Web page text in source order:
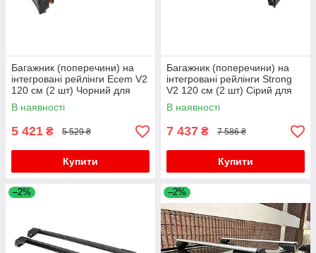
Багажник (поперечини) на
інтегровані рейлінги Ecem V2
120 см (2 шт) Чорний для
бмв X3 F-25 2011-2018 рр
В наявності
5 421 ₴ 5 529 ₴
Купити
Багажник (поперечини) на
інтегровані рейлінги Strong
V2 120 см (2 шт) Сірий для
бмв X3 F-25 2011-2018 рр
В наявності
7 437 ₴ 7 586 ₴
Купити
–2% –2%